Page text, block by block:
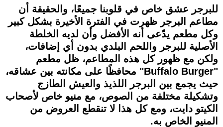
للبرجر عشق خاص في قلوبنا جميعًا، والحقيقة أن
مطاعم البرجر ظهرت في الفترة الأخيرة بشكل كبير
وكل مطعم يدّعى أنه الأفضل وأن لديه الخلطة
الأصلية للبرجر واللحم البلدي بدون أي إضافات،
ولكن مع ظهور كل هذه المطاعم، ظل مطعم
"Buffalo Burger" محافظًا على مكانته بين عشاقه،
حيث يجمع بين البرجر اللذيذ والعيش الطازج
وتشكيلة مختلفة من الصوص، مع منيو خاص لأصحاب
الكيتو دايت، ومع كل هذا لا تنقطع العروض من
المنيو الخاص به.